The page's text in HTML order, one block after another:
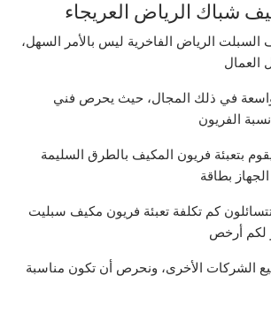
شباك الرياض العريجاء
السبلت الرياض الفاخرية ليس بالأمر السهل،
العمال
واسعة في ذلك المجال، حيث يحرص فني
الفريون
بتعبئة فريون المكيف بالطرق السليمة
بطاقة
تتسائلون كم تكلفة تعبئة فريون مكيف سبليت
لكم أرخص
الشركات الأخرى، ونحرص أن تكون مناسبة